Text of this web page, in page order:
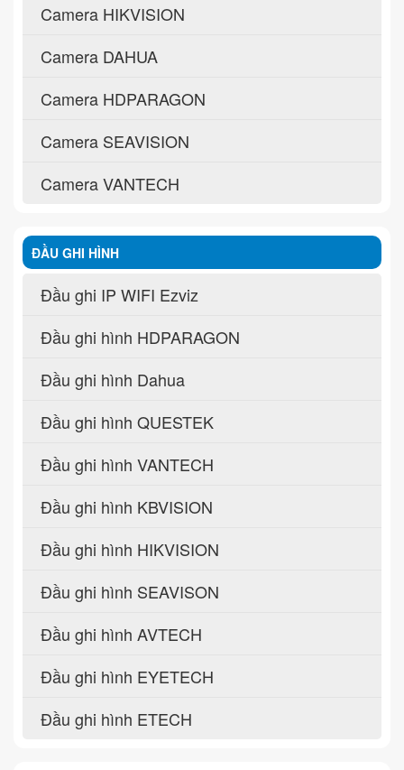
Camera HIKVISION
Camera DAHUA
Camera HDPARAGON
Camera SEAVISION
Camera VANTECH
ĐẦU GHI HÌNH
Đầu ghi IP WIFI Ezviz
Đầu ghi hình HDPARAGON
Đầu ghi hình Dahua
Đầu ghi hình QUESTEK
Đầu ghi hình VANTECH
Đầu ghi hình KBVISION
Đầu ghi hình HIKVISION
Đầu ghi hình SEAVISON
Đầu ghi hình AVTECH
Đầu ghi hình EYETECH
Đầu ghi hình ETECH